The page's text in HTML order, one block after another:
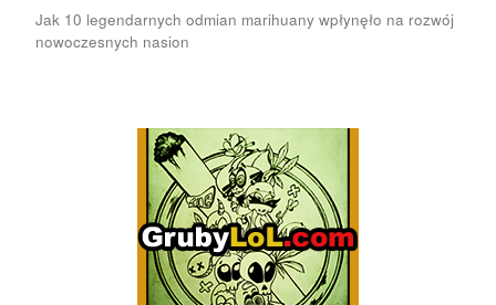
Jak 10 legendarnych odmian marihuany wpłynęło na rozwój
nowoczesnych nasion